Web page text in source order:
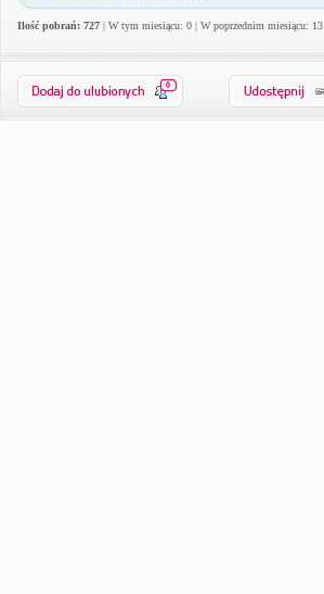
Ilość pobrań: 727 | W tym miesiącu: 0 | W poprzednim miesiącu: 13
0